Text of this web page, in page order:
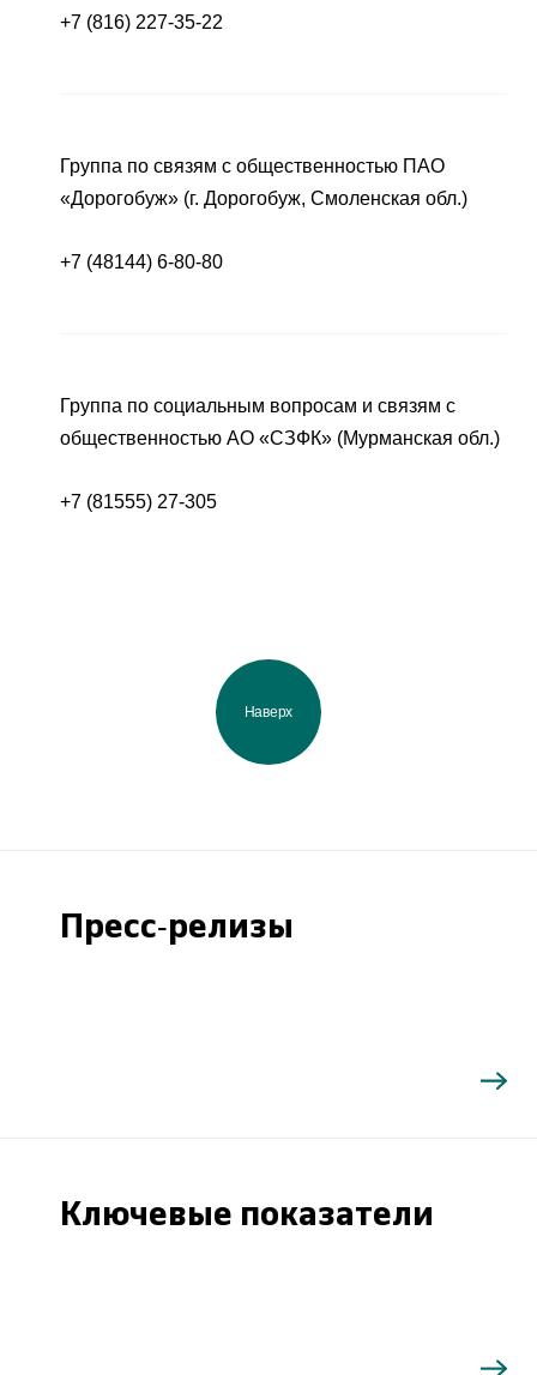
+7 (816) 227-35-22
Группа по связям с общественностью ПАО
«Дорогобуж» (г. Дорогобуж, Смоленская обл.)
+7 (48144) 6-80-80
Группа по социальным вопросам и связям с
общественностью АО «СЗФК» (Мурманская обл.)
+7 (81555) 27-305
Наверх
Пресс-релизы
Ключевые показатели